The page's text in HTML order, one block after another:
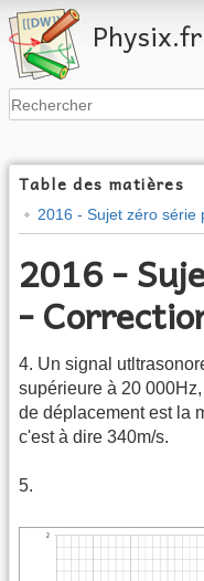
Physix.fr
Table des matières
2016 - Sujet zéro série
2016 -
-
4. Un signal
supérieure à 20
de déplacement est la
c'est à dire 340m/s.
5.